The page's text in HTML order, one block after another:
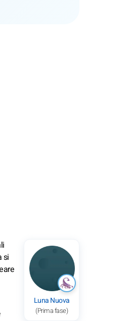
Luna Nuova
(Prima fase)
si